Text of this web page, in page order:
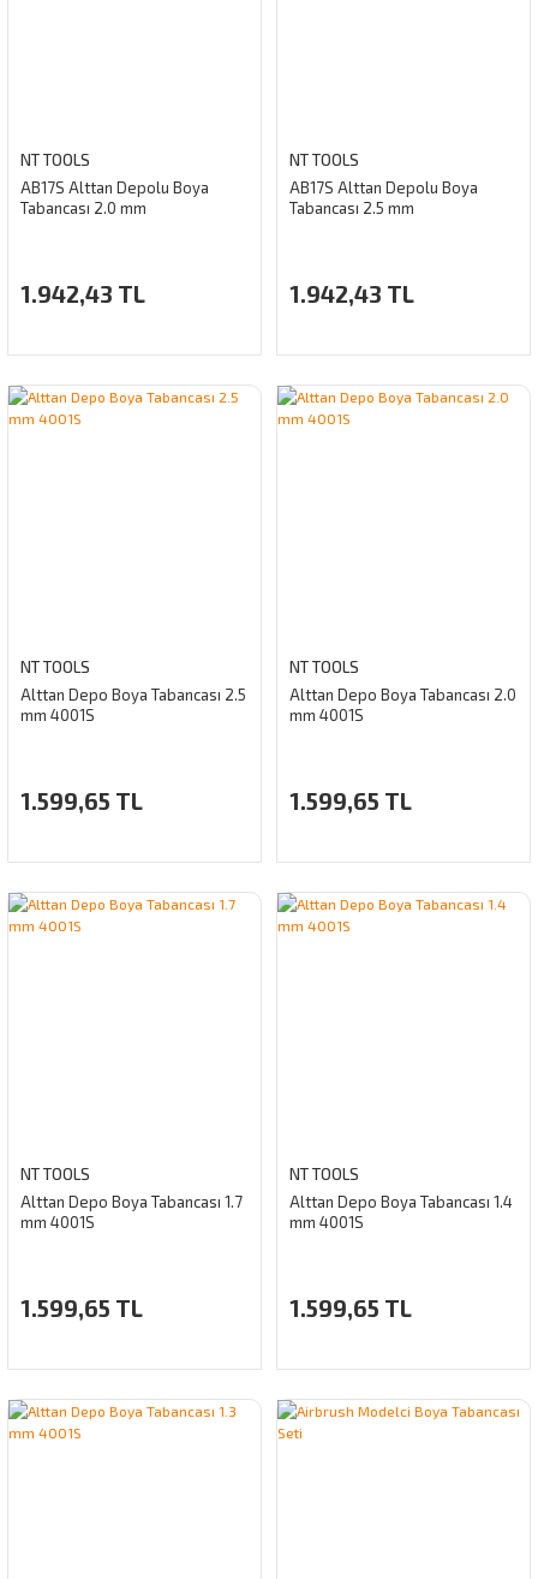
NT TOOLS
AB17S Alttan Depolu Boya
Tabancası 2.0 mm
1.942,43 TL
NT TOOLS
AB17S Alttan Depolu Boya
Tabancası 2.5 mm
1.942,43 TL
NT TOOLS
Alttan Depo Boya Tabancası 2.5
mm 4001S
1.599,65 TL
NT TOOLS
Alttan Depo Boya Tabancası 2.0
mm 4001S
1.599,65 TL
NT TOOLS
Alttan Depo Boya Tabancası 1.7
mm 4001S
1.599,65 TL
NT TOOLS
Alttan Depo Boya Tabancası 1.4
mm 4001S
1.599,65 TL